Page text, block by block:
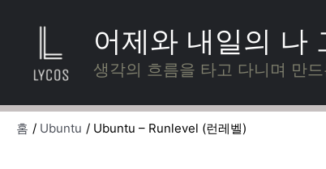
너
어제와 내일의 나
생각의 흐름을 타고 다니며 만
홈 Ubuntu Ubuntu – Runlevel (런레벨)